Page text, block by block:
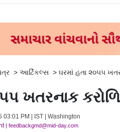
> આર્ટિકલ્સ > ઘરમાં હતા ૨૦૫૫
ખતરનાક
03:01 PM | IST | Washington
| feedbackgmd@mid-day.com